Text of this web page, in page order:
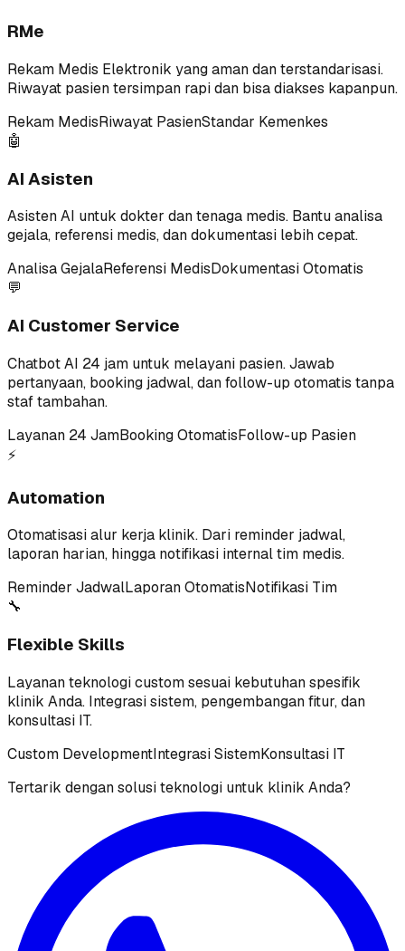
RMe
Rekam Medis Elektronik yang aman dan terstandarisasi.
Riwayat pasien tersimpan rapi dan bisa diakses kapanpun.
Rekam MedisRiwayat PasienStandar Kemenkes
🤖
AI Asisten
Asisten AI untuk dokter dan tenaga medis. Bantu analisa
gejala, referensi medis, dan dokumentasi lebih cepat.
Analisa GejalaReferensi MedisDokumentasi Otomatis
💬
AI Customer Service
Chatbot AI 24 jam untuk melayani pasien. Jawab
pertanyaan, booking jadwal, dan follow-up otomatis tanpa
staf tambahan.
Layanan 24 JamBooking OtomatisFollow-up Pasien
⚡
Automation
Otomatisasi alur kerja klinik. Dari reminder jadwal,
laporan harian, hingga notifikasi internal tim medis.
Reminder JadwalLaporan OtomatisNotifikasi Tim
🔧
Flexible Skills
Layanan teknologi custom sesuai kebutuhan spesifik
klinik Anda. Integrasi sistem, pengembangan fitur, dan
konsultasi IT.
Custom DevelopmentIntegrasi SistemKonsultasi IT
Tertarik dengan solusi teknologi untuk klinik Anda?